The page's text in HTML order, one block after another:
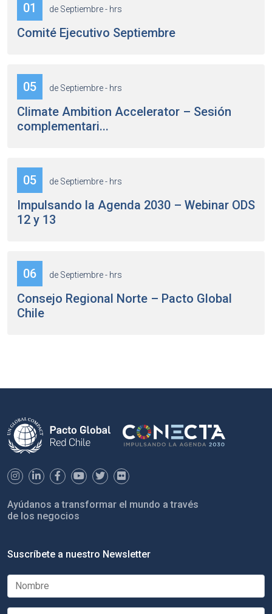
01 de Septiembre - hrs
Comité Ejecutivo Septiembre
05 de Septiembre - hrs
Climate Ambition Accelerator – Sesión
complementari...
05 de Septiembre - hrs
Impulsando la Agenda 2030 – Webinar ODS
12 y 13
06 de Septiembre - hrs
Consejo Regional Norte – Pacto Global
Chile
Ayúdanos a transformar el mundo a través
de los negocios
Suscríbete a nuestro Newsletter